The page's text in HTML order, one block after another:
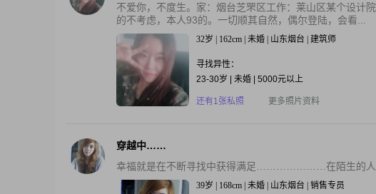
不爱你，不度生。家：烟台芝罘区工作：莱山区某个设计
的不考虑，本人93的。一切顺其自然，偶尔登陆，会看...
32岁 | 162cm | 未婚 | 山东烟台 | 建筑师
寻找异性：
23-30岁 | 未婚 | 5000元以上
还有1张私照 更多照片资料
穿越中……
幸福就是在不断寻找中获得满足…………………在陌生的人
39岁 | 168cm | 未婚 | 山东烟台 | 销售专员